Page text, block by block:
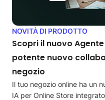
NOVITÀ DI PRODOTTO
Scopri il nuovo
potente nuovo
negozio
Il tuo negozio online ha un
IA per Online Store